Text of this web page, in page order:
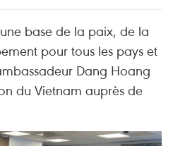
base de la paix, de la
pour tous les pays et
Dang Hoang
du Vietnam auprès de